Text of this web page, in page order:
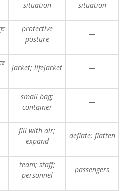
situation
situation
protective
posture
—
jacket; lifejacket —
small bag;
container
—
fill with air;
expand
deflate; flatten
team; staff;
personnel
passengers